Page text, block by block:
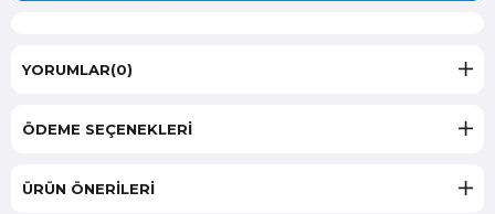
YORUMLAR(0)
ÖDEME SEÇENEKLERI
ÜRÜN ÖNERILERI